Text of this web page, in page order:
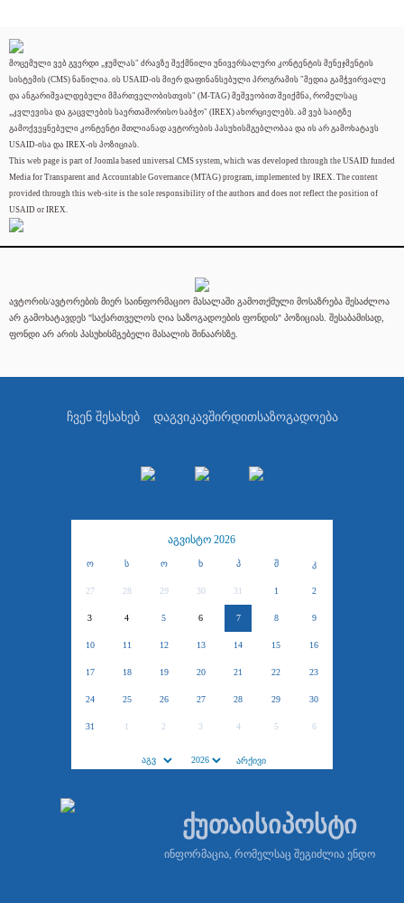
მოცემული ვებ გვერდი „ჯუმლას" ძრავზე შექმნილი უნივერსალური კონტენტის მენეჯმენტის
სისტემის (CMS) ნაწილია. ის USAID-ის მიერ დაფინანსებული პროგრამის "მედია გამჭვირვალე
და ანგარიშვალდებული მმართველობისთვის" (M-TAG) მეშვეობით შეიქმნა, რომელსაც
„კვლევისა და გაცვლების საერთაშორისო საბჭო" (IREX) ახორციელებს. ამ ვებ საიტზე
გამოქვეყნებული კონტენტი მთლიანად ავტორების პასუხისმგებლობაა და ის არ გამოხატავს
USAID-ისა და IREX-ის პოზიციას.
This web page is part of Joomla based universal CMS system, which was developed through the USAID funded
Media for Transparent and Accountable Governance (MTAG) program, implemented by IREX. The content
provided through this web-site is the sole responsibility of the authors and does not reflect the position of
USAID or IREX.
ავტორის/ავტორების მიერ საინფორმაციო მასალაში გამოთქმული მოსაზრება შესაძლოა
არ გამოხატავდეს "საქართველოს ღია საზოგადოების ფონდის" პოზიციას. შესაბამისად,
ფონდი არ არის პასუხისმგებელი მასალის შინაარსზე.
ჩვენ შესახებ დაგვიკავშირდითსაზოგადოება
აგვისტო 2026
ო ს ო ხ პ შ კ
27 28 29 30 31 1 2
3 4 5 6 7 8 9
10 11 12 13 14 15 16
17 18 19 20 21 22 23
24 25 26 27 28 29 30
31 1 2 3 4 5 6
ქუთაისიპოსტი
ინფორმაცია, რომელსაც შეგიძლია ენდო